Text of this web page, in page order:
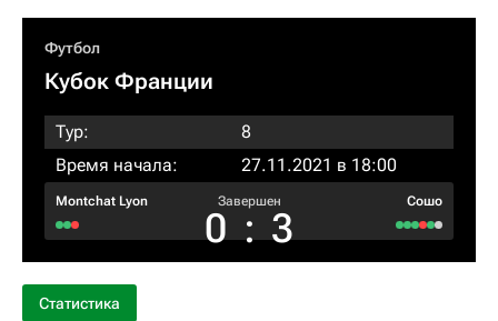
Футбол
Кубок Франции
Тур:
8
Время начала:
27.11.2021 в 18:00
Montchat Lyon Завершен
0 : 3
Сошо
Статистика